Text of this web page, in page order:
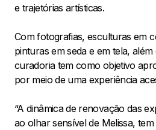
e trajetórias artísticas.
Com fotografias, esculturas em
pinturas em seda e em tela,
curadoria tem como objetivo
por meio de uma experiência
“A dinâmica de renovação das
ao olhar sensível de Melissa,